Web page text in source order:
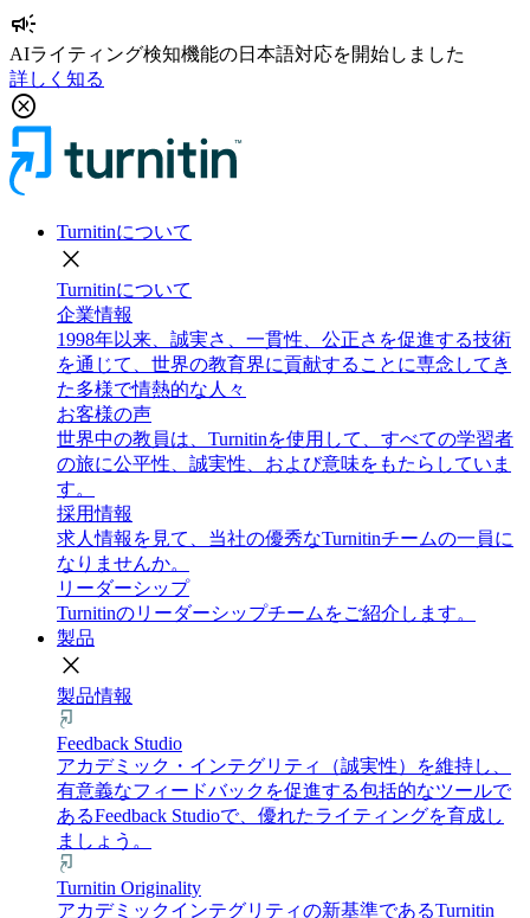
campaign
AIライティング検知機能の日本語対応を開始しました
詳しく知る
cancel
Turnitinについて
close
Turnitinについて
企業情報
1998年以来、誠実さ、一貫性、公正さを促進する技術
を通じて、世界の教育界に貢献することに専念してき
た多様で情熱的な人々
お客様の声
世界中の教員は、Turnitinを使用して、すべての学習者
の旅に公平性、誠実性、および意味をもたらしていま
す。
採用情報
求人情報を見て、当社の優秀なTurnitinチームの一員に
なりませんか。
リーダーシップ
Turnitinのリーダーシップチームをご紹介します。
製品
close
製品情報
Feedback Studio
アカデミック・インテグリティ（誠実性）を維持し、
有意義なフィードバックを促進する包括的なツールで
あるFeedback Studioで、優れたライティングを育成し
ましょう。
Turnitin Originality
アカデミックインテグリティの新基準であるTurnitin